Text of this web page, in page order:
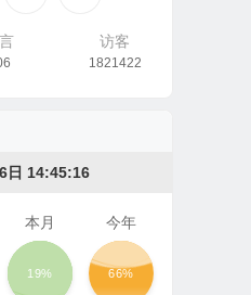
访客
1821422
日 14:45:16
本月
19%
今年
66%